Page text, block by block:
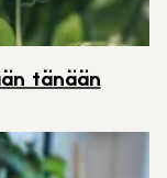
tänään